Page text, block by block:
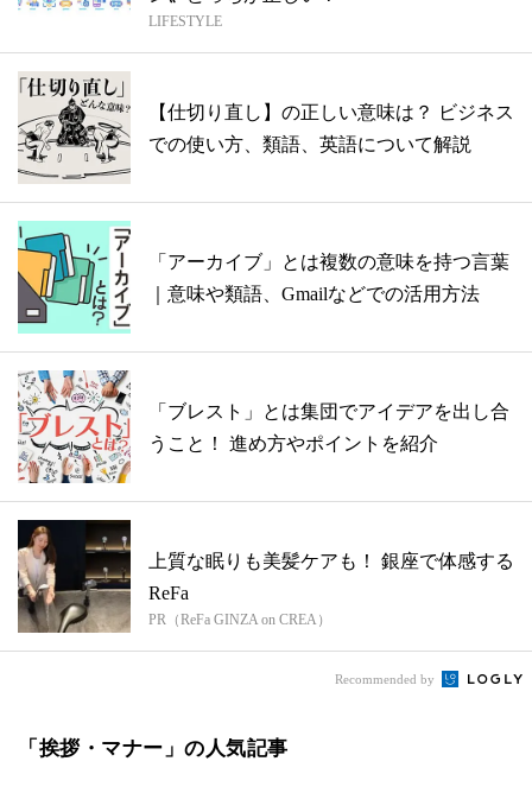
LIFESTYLE
【仕切り直し】の正しい意味は？ ビジネス
での使い方、類語、英語について解説
「アーカイブ」とは複数の意味を持つ言葉
｜意味や類語、Gmailなどでの活用方法
「ブレスト」とは集団でアイデアを出し合
うこと！ 進め方やポイントを紹介
上質な眠りも美髪ケアも！ 銀座で体感する
ReFa
PR（ReFa GINZA on CREA）
Recommended by
「挨拶・マナー」の人気記事